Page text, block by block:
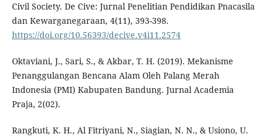
Civil Society. De Cive: Jurnal Penelitian Pendidikan Pnacasila
dan Kewarganegaraan, 4(11), 393-398.
https://doi.org/10.56393/decive.v4i11.2574
Oktaviani, J., Sari, S., & Akbar, T. H. (2019). Mekanisme
Penanggulangan Bencana Alam Oleh Palang Merah
Indonesia (PMI) Kabupaten Bandung. Jurnal Academia
Praja, 2(02).
Rangkuti, K. H., Al Fitriyani, N., Siagian, N. N., & Usiono, U.